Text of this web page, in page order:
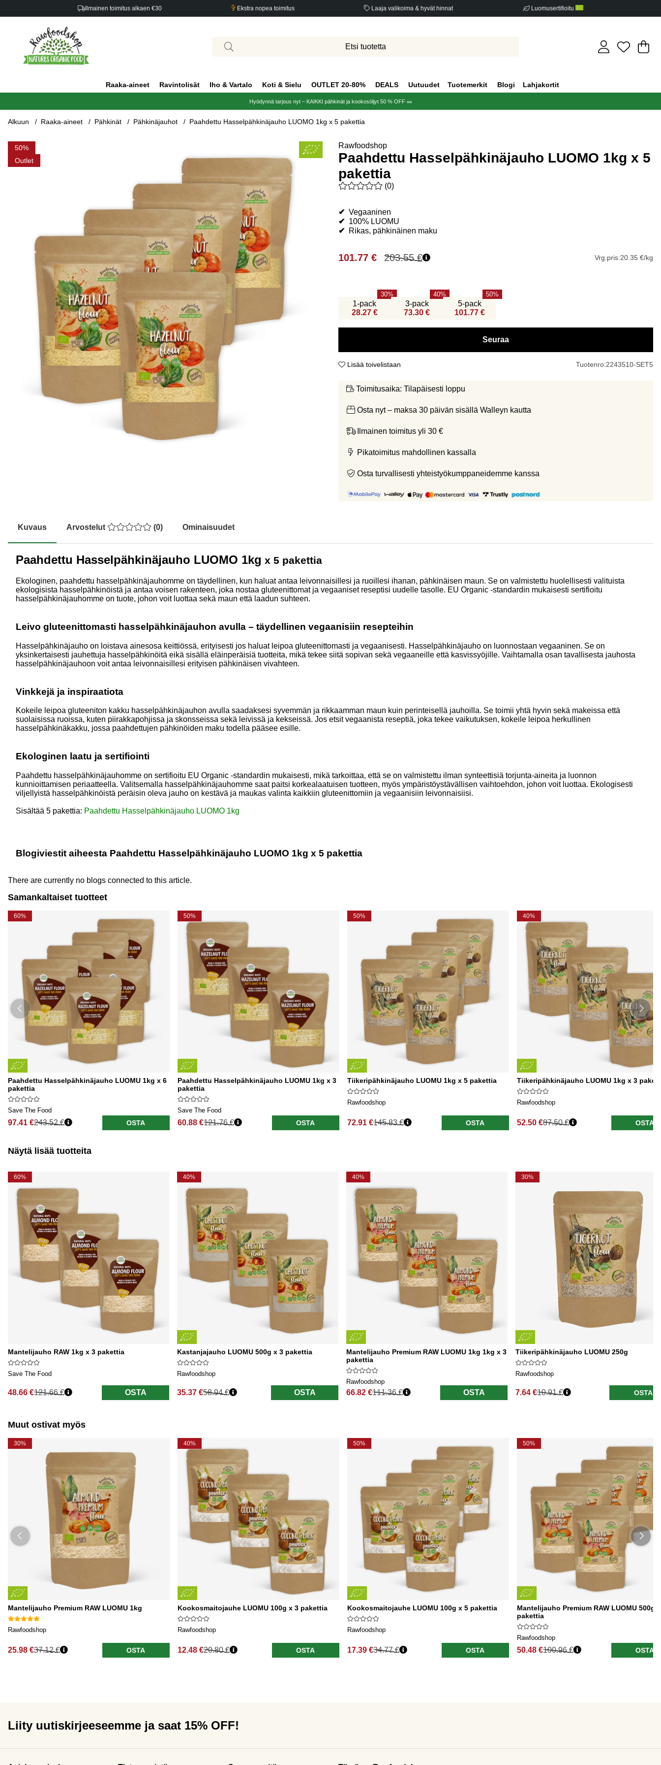
Ilmainen toimitus alkaen €30 Ekstra nopea toimitus Laaja valikoima & hyvät hinnat Luomusertifioitu
.
Raaka-aineet Ravintolisät Iho & Vartalo Koti & Sielu OUTLET 20-80% DEALS Uutuudet Tuotemerkit Blogi Lahjakortit
Hyödynnä tarjous nyt – KAIKKI pähkinät ja kookosöljyt 50 % OFF 🥜
Alkuun Raaka-aineet Pähkinät Pähkinäjauhot Paahdettu Hasselpähkinäjauho LUOMO 1kg x 5 pakettia
50
Outlet
Tuotekuvat Paahdettu Hasselpähkinäjauho LUOMO 1kg x 5 pakettia Rawfoodshop
Paahdettu Hasselpähkinäjauho LUOMO 1kg x 5
pakettia
Keskiarvoluokitus 0 / 5 Arvioiden määrä 0
(0)
✔ Vegaaninen
✔ 100% LUOMU
✔
Rikas, pähkinäinen maku
203.55€
101.77 € Vrg.pris:20.35 €/kg
1-pack
28.27 €
30
3-pack
73.30 €
40
5-pack
101.77 €
50
Seuraa
Lisää toivelistaan Tuotenro:2243510-SET5
Toimitusaika: Tilapäisesti loppu
Osta nyt – maksa 30 päivän sisällä Walleyn kautta
Ilmainen toimitus yli 30 €
Pikatoimitus mahdollinen kassalla
Osta turvallisesti yhteistyökumppaneidemme kanssa
Kuvaus Arvostelut (0) Ominaisuudet
Paahdettu Hasselpähkinäjauho LUOMO 1kg x 5 pakettia
Ekologinen, paahdettu hasselpähkinäjauhomme on täydellinen, kun haluat antaa leivonnaisillesi ja ruoillesi ihanan, pähkinäisen maun. Se on valmistettu huolellisesti valituista
ekologisista hasselpähkinöistä ja antaa voisen rakenteen, joka nostaa gluteenittomat ja vegaaniset reseptisi uudelle tasolle. EU Organic -standardin mukaisesti sertifioitu
hasselpähkinäjauhomme on tuote, johon voit luottaa sekä maun että laadun suhteen.
Leivo gluteenittomasti hasselpähkinäjauhon avulla – täydellinen vegaanisiin resepteihin
Hasselpähkinäjauho on loistava ainesosa keittiössä, erityisesti jos haluat leipoa gluteenittomasti ja vegaanisesti. Hasselpähkinäjauho on luonnostaan vegaaninen. Se on
yksinkertaisesti jauhettuja hasselpähkinöitä eikä sisällä eläinperäisiä tuotteita, mikä tekee siitä sopivan sekä vegaaneille että kasvissyöjille. Vaihtamalla osan tavallisesta jauhosta
hasselpähkinäjauhoon voit antaa leivonnaisillesi erityisen pähkinäisen vivahteen.
Vinkkejä ja inspiraatiota
Kokeile leipoa gluteeniton kakku hasselpähkinäjauhon avulla saadaksesi syvemmän ja rikkaamman maun kuin perinteisellä jauhoilla. Se toimii yhtä hyvin sekä makeissa että
suolaisissa ruoissa, kuten piirakkapohjissa ja skonsseissa sekä leivissä ja kekseissä. Jos etsit vegaanista reseptiä, joka tekee vaikutuksen, kokeile leipoa herkullinen
hasselpähkinäkakku, jossa paahdettujen pähkinöiden maku todella pääsee esille.
Ekologinen laatu ja sertifiointi
Paahdettu hasselpähkinäjauhomme on sertifioitu EU Organic -standardin mukaisesti, mikä tarkoittaa, että se on valmistettu ilman synteettisiä torjunta-aineita ja luonnon
kunnioittamisen periaatteella. Valitsemalla hasselpähkinäjauhomme saat paitsi korkealaatuisen tuotteen, myös ympäristöystävällisen vaihtoehdon, johon voit luottaa. Ekologisesti
viljellyistä hasselpähkinöistä peräisin oleva jauho on kestävä ja maukas valinta kaikkiin gluteenittomiin ja vegaanisiin leivonnaisiisi.
Sisältää 5 pakettia: Paahdettu Hasselpähkinäjauho LUOMO 1kg
Blogiviestit aiheesta Paahdettu Hasselpähkinäjauho LUOMO 1kg x 5 pakettia
There are currently no blogs connected to this article.
Samankaltaiset tuotteet
60%
Paahdettu Hasselpähkinäjauho LUOMU 1kg x 6
pakettia
Save The Food
97.41 €243.52 € OSTA
50%
Paahdettu Hasselpähkinäjauho LUOMU 1kg x 3
pakettia
Save The Food
60.88 €121.76 € OSTA
50%
Tiikeripähkinäjauho LUOMU 1kg x 5 pakettia
Rawfoodshop
72.91 €145.83 € OSTA
40%
Tiikeripähkinäjauho LUOMU 1kg x 3
Rawfoodshop
52.50 €87.50 € OSTA
Näytä lisää tuotteita
60%
Mantelijauho RAW 1kg x 3 pakettia
Save The Food
48.66 €
Normaali hinta
121.66 € OSTA
40%
Kastanjajauho LUOMU 500g x 3 pakettia
Rawfoodshop
35.37 €
Normaali hinta
58.94 € OSTA
40%
Mantelijauho Premium RAW LUOMU 1kg 1kg x 3
pakettia
Rawfoodshop
66.82 €
Normaali hinta
111.36 € OSTA
30%
Tiikeripähkinäjauho LUOMU 250g
Rawfoodshop
7.64 €
Normaali hinta
10.91 € OSTA
Muut ostivat myös
30%
Mantelijauho Premium RAW LUOMU 1kg
Rawfoodshop
25.98 €37.12 € OSTA
40%
Kookosmaitojauhe LUOMU 100g x 3 pakettia
Rawfoodshop
12.48 €20.80 € OSTA
50%
Kookosmaitojauhe LUOMU 100g x 5 pakettia
Rawfoodshop
17.39 €34.77 € OSTA
50%
Mantelijauho Premium RAW LUOMU 500g
pakettia
Rawfoodshop
50.48 €100.96 € OSTA
Liity uutiskirjeeseemme ja saat 15% OFF!